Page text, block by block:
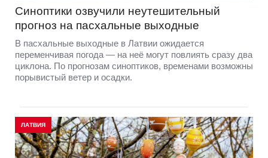
Синоптики озвучили неутешительный
прогноз на пасхальные выходные
В пасхальные выходные в Латвии ожидается
переменчивая погода — на неё могут повлиять сразу два
циклона. По прогнозам синоптиков, временами возможны
порывистый ветер и осадки.
ЛАТВИЯ